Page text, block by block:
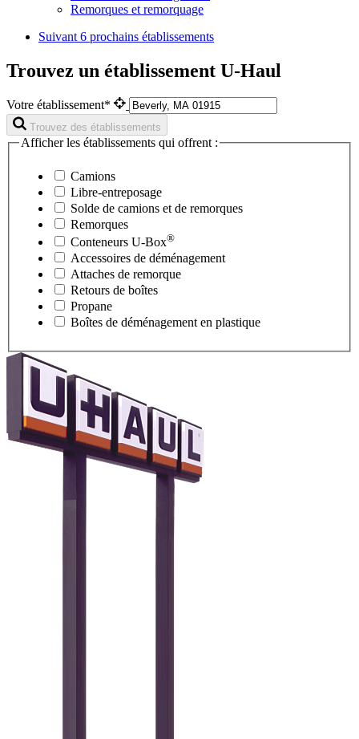
Remorques et remorquage
Suivant 6 prochains établissements
Trouvez un établissement U-Haul
Votre établissement*
Trouvez des établissements
Afficher les établissements qui offrent :
Camions
Libre-entreposage
Solde de camions et de remorques
Remorques
Conteneurs U-Box®
Accessoires de déménagement
Attaches de remorque
Retours de boîtes
Propane
Boîtes de déménagement en plastique